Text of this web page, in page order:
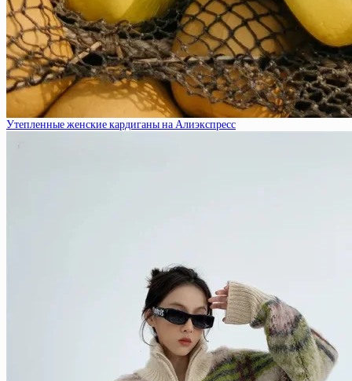
Утепленные женские кардиганы на Алиэкспресс